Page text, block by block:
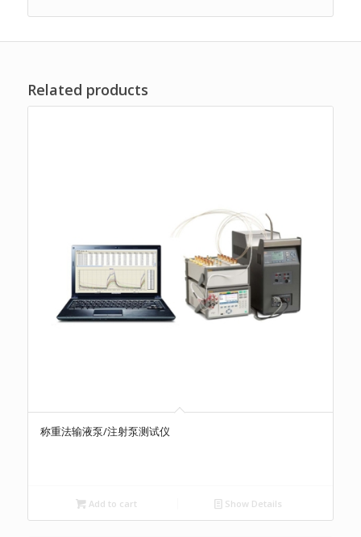
Related products
称重法输液泵/注射泵测试仪
Add to cart Show Details